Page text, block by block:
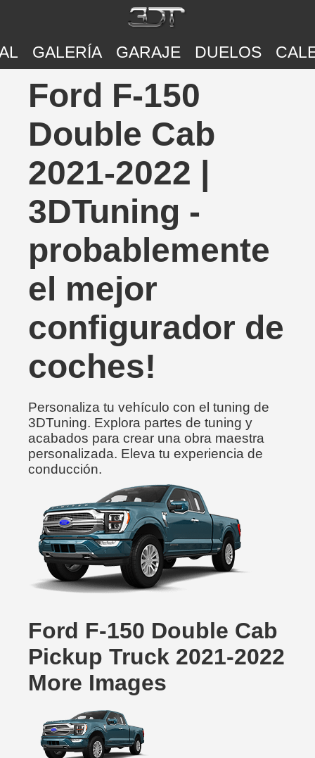
GALERÍA GARAJE DUELOS
Ford F-150
Double Cab
2021-2022 |
3DTuning -
probablemente
el mejor
configurador de
coches!
Personaliza tu vehículo con el tuning de
3DTuning. Explora partes de tuning y
acabados para crear una obra maestra
personalizada. Eleva tu experiencia de
conducción.
Ford F-150 Double Cab
Pickup Truck 2021-2022
More Images